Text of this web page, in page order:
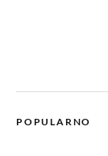
POPULARNO